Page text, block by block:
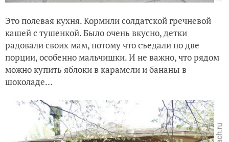
Это полевая кухня. Кормили солдатской гречневой
кашей с тушенкой. Было очень вкусно, детки
радовали своих мам, потому что съедали по две
порции, особенно мальчишки. И не важно, что рядом
можно купить яблоки в карамели и бананы в
шоколаде…